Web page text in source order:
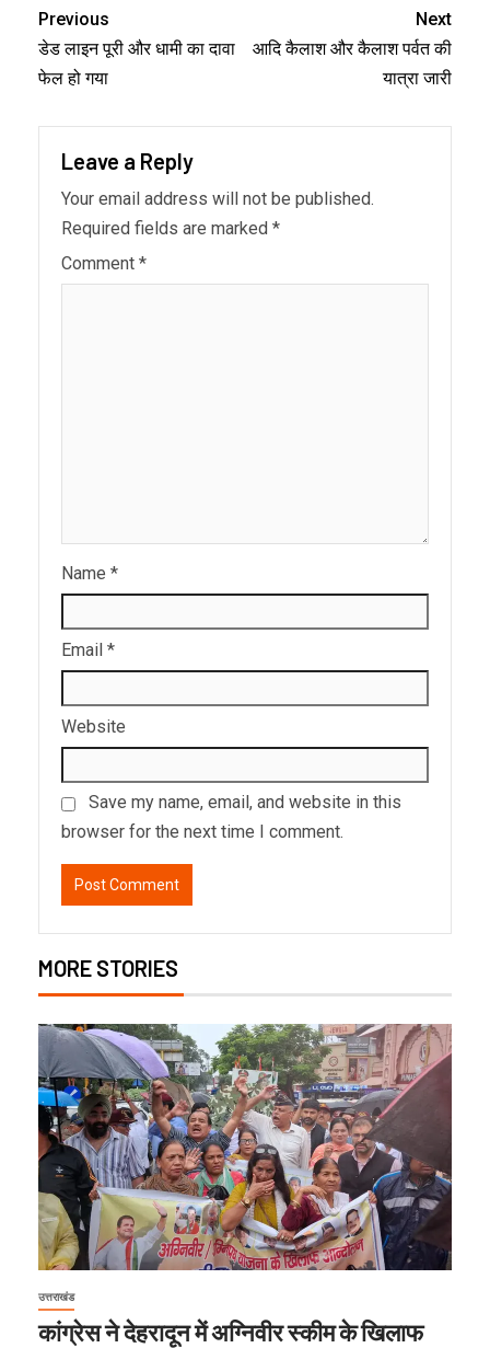
Previous
डेड लाइन पूरी और धामी का दावा
फेल हो गया
Next
आदि कैलाश और कैलाश पर्वत की
यात्रा जारी
Leave a Reply
Your email address will not be published.
Required fields are marked *
Comment *
Name *
Email *
Website
Save my name, email, and website in this
browser for the next time I comment.
MORE STORIES
उत्तराखंड
कांग्रेस ने देहरादून में अग्निवीर स्कीम के खिलाफ